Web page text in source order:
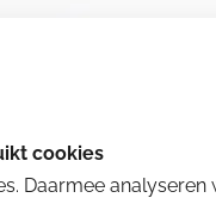
Daarmee analyseren